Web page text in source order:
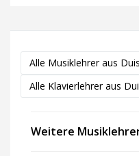
Alle Musiklehrer aus
Alle Klavierlehrer aus
Weitere